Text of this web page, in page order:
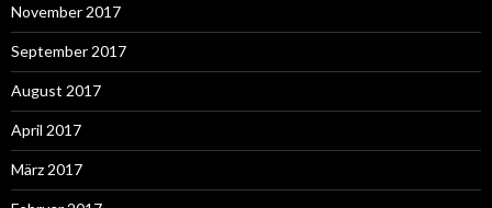
November 2017
September 2017
August 2017
April 2017
März 2017